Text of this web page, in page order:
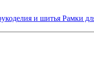
и шитья Рамки